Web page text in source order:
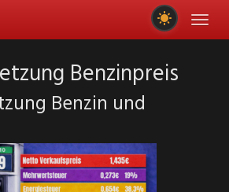
Benzinpreis
Benzin und